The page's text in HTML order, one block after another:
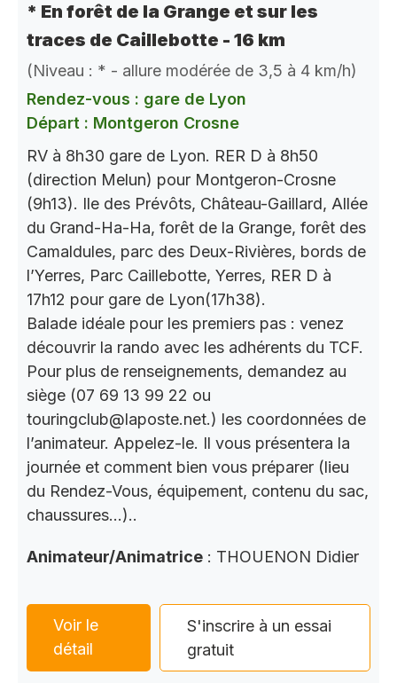
* En forêt de la Grange et sur les
traces de Caillebotte - 16 km
(Niveau : * - allure modérée de 3,5 à 4 km/h)
Rendez-vous : gare de Lyon
Départ : Montgeron Crosne
RV à 8h30 gare de Lyon. RER D à 8h50
(direction Melun) pour Montgeron-Crosne
(9h13). Ile des Prévôts, Château-Gaillard, Allée
du Grand-Ha-Ha, forêt de la Grange, forêt des
Camaldules, parc des Deux-Rivières, bords de
l’Yerres, Parc Caillebotte, Yerres, RER D à
17h12 pour gare de Lyon(17h38).
Balade idéale pour les premiers pas : venez
découvrir la rando avec les adhérents du TCF.
Pour plus de renseignements, demandez au
siège (07 69 13 99 22 ou
touringclub@laposte.net.) les coordonnées de
l’animateur. Appelez-le. Il vous présentera la
journée et comment bien vous préparer (lieu
du Rendez-Vous, équipement, contenu du sac,
chaussures…)..
Animateur/Animatrice : THOUENON Didier
Voir le
détail
S'inscrire à un essai
gratuit